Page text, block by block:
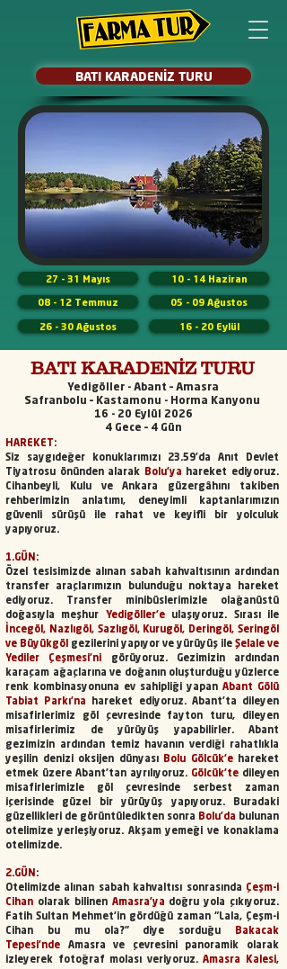
BATI KARADENİZ TURU
27 - 31 Mayıs
08 - 12 Temmuz
26 - 30 Ağustos
10 - 14 Haziran
05 - 09 Ağustos
16 - 20 Eylül
BATI KARADENİZ TURU
Yedigöller - Abant – Amasra
Safranbolu – Kastamonu - Horma Kanyonu
16 - 20 Eylül 2026
4 Gece – 4 Gün
HAREKET:
Siz saygıdeğer konuklarımızı 23.59’da Anıt Devlet
Tiyatrosu önünden alarak Bolu’ya
hareket ediyoruz.
Cihanbeyli, Kulu ve Ankara güzergâhını takiben
rehberimizin anlatımı, deneyimli kaptanlarımızın
güvenli sürüşü ile rahat ve keyifli bir yolculuk
yapıyoruz.
1.GÜN:
Özel tesisimizde alınan sabah kahvaltısının ardından
transfer araçlarımızın bulunduğu noktaya hareket
ediyoruz. Transfer minibüslerimizle olağanüstü
doğasıyla meşhur
Yedigöller’e ulaşıyoruz. Sırası ile
İncegöl, Nazlıgöl, Sazlıgöl, Kurugöl, Deringöl, Seringöl
ve Büyükgöl gezilerini yapıyor ve yürüyüş ile Şelale ve
Yediler Çeşmesi’ni
görüyoruz. Gezimizin ardından
karaçam ağaçlarına ve doğanın oluşturduğu yüzlerce
renk kombinasyonuna ev sahipliği yapan Abant Gölü
Tabiat Parkı’na
hareket ediyoruz. Abant’ta dileyen
misafirlerimiz göl çevresinde fayton turu, dileyen
misafirlerimiz de yürüyüş yapabilirler. Abant
gezimizin ardından temiz havanın verdiği rahatlıkla
yeşilin denizi oksijen dünyası Bolu Gölcük’ehareket
etmek üzere Abant’tan ayrılıyoruz. Gölcük'te dileyen
misafirlerimizle göl çevresinde serbest zaman
içerisinde güzel bir yürüyüş yapıyoruz. Buradaki
güzellikleri de görüntüledikten sonra Bolu'da bulunan
otelimize yerleşiyoruz. Akşam yemeği ve konaklama
otelimizde.
2.GÜN:
Otelimizde alınan sabah kahvaltısı sonrasında Çeşm-i
Cihan olarak bilinen Amasra’ya doğru yola çıkıyoruz.
Fatih Sultan Mehmet’in gördüğü zaman “Lala, Çeşm-i
Cihan bu mu ola?” diye sorduğu Bakacak
Tepesi'nde Amasra ve çevresini panoramik olarak
izleyerek fotoğraf molası veriyoruz.Amasra Kalesi,